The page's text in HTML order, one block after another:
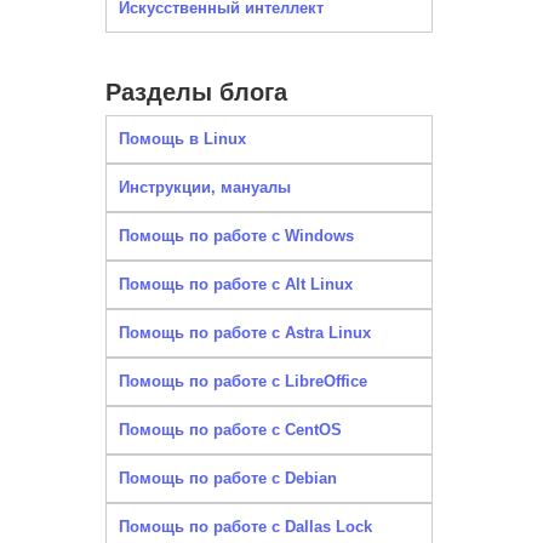
Искусственный интеллект
Разделы блога
Помощь в Linux
Инструкции, мануалы
Помощь по работе с Windows
Помощь по работе с Alt Linux
Помощь по работе с Astra Linux
Помощь по работе с LibreOffice
Помощь по работе с CentOS
Помощь по работе с Debian
Помощь по работе с Dallas Lock